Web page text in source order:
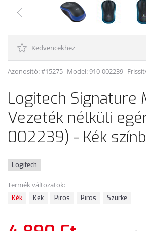
Kedvencekhez
Azonosító: #15275 Model:910-002239
Logitech Signature
Vezeték nélküli
002239) - Kék
Logitech
Termék változatok:
Kék Kék Piros Piros Szürke